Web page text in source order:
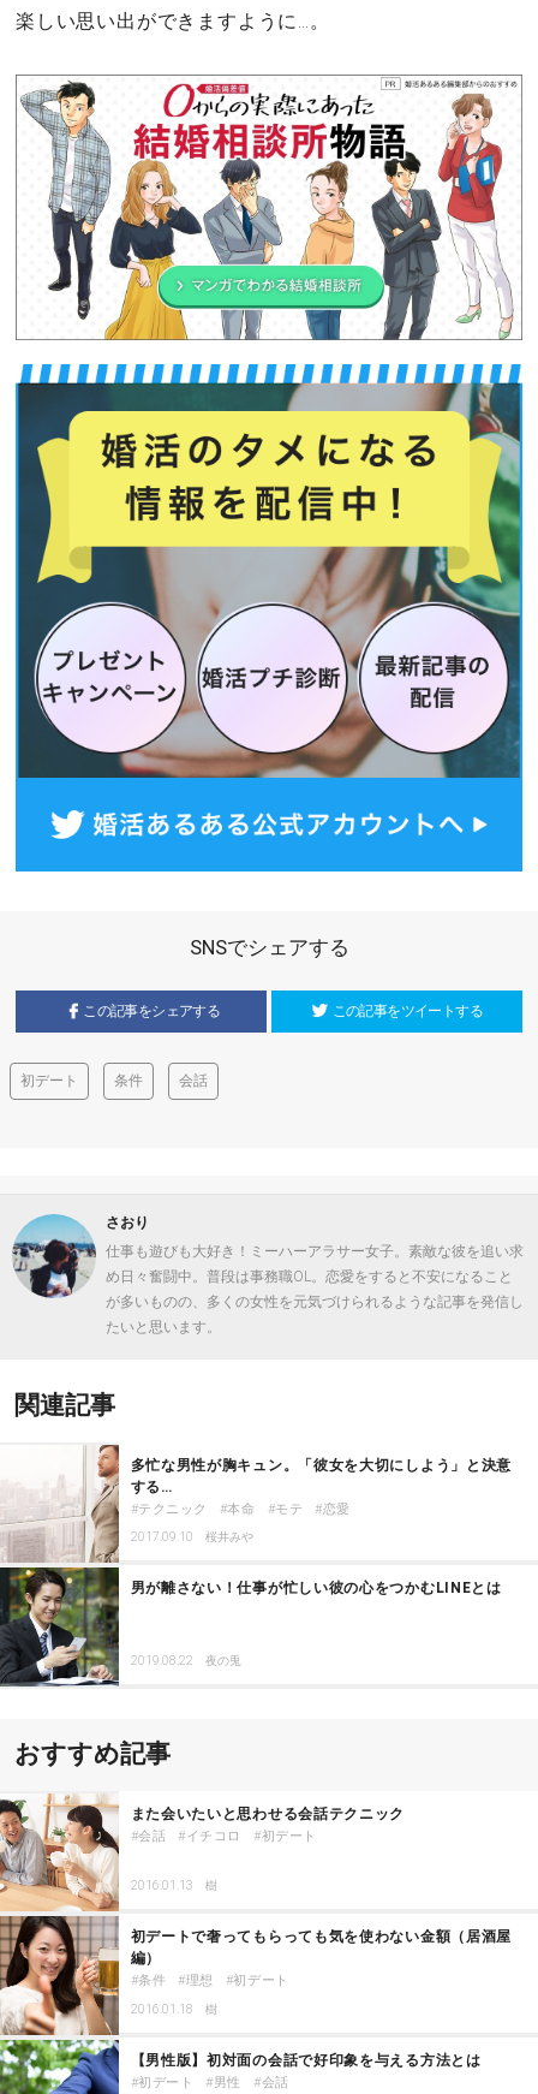
楽しい思い出ができますように…。
SNSでシェアする
この記事をシェアする この記事をツイートする
初デート 条件 会話
さおり
仕事も遊びも大好き！ミーハーアラサー女子。素敵な彼を追い求
め日々奮闘中。普段は事務職OL。恋愛をすると不安になること
が多いものの、多くの女性を元気づけられるような記事を発信し
たいと思います。
関連記事
多忙な男性が胸キュン。「彼女を大切にしよう」と決意
する…
テクニック 本命 モテ 恋愛
2017.09.10 桜井みや
男が離さない！仕事が忙しい彼の心をつかむLINEとは
2019.08.22 夜の兎
おすすめ記事
また会いたいと思わせる会話テクニック
会話 イチコロ 初デート
2016.01.13 樹
初デートで奢ってもらっても気を使わない金額（居酒屋
編）
条件 理想 初デート
2016.01.18 樹
【男性版】初対面の会話で好印象を与える方法とは
初デート 男性 会話